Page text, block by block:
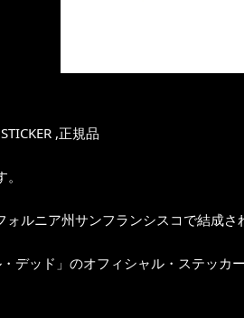
,正規品
ォルニア州サンフランシスコで結成
・デッド」のオフィシャル・ステッカ